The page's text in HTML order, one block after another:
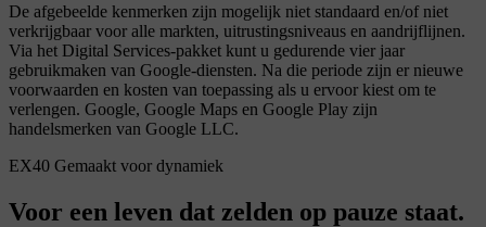
De afgebeelde kenmerken zijn mogelijk niet standaard en/of niet
verkrijgbaar voor alle markten, uitrustingsniveaus en aandrijflijnen.
Via het Digital Services-pakket kunt u gedurende vier jaar
gebruikmaken van Google-diensten. Na die periode zijn er nieuwe
voorwaarden en kosten van toepassing als u ervoor kiest om te
verlengen. Google, Google Maps en Google Play zijn
handelsmerken van Google LLC.
EX40 Gemaakt voor dynamiek
Voor een leven dat zelden op pauze staat.